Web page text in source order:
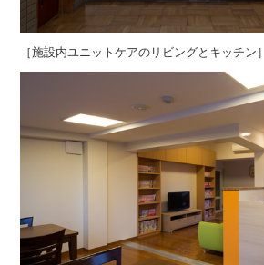
［施設内ユニットケアのリビングとキッチン］